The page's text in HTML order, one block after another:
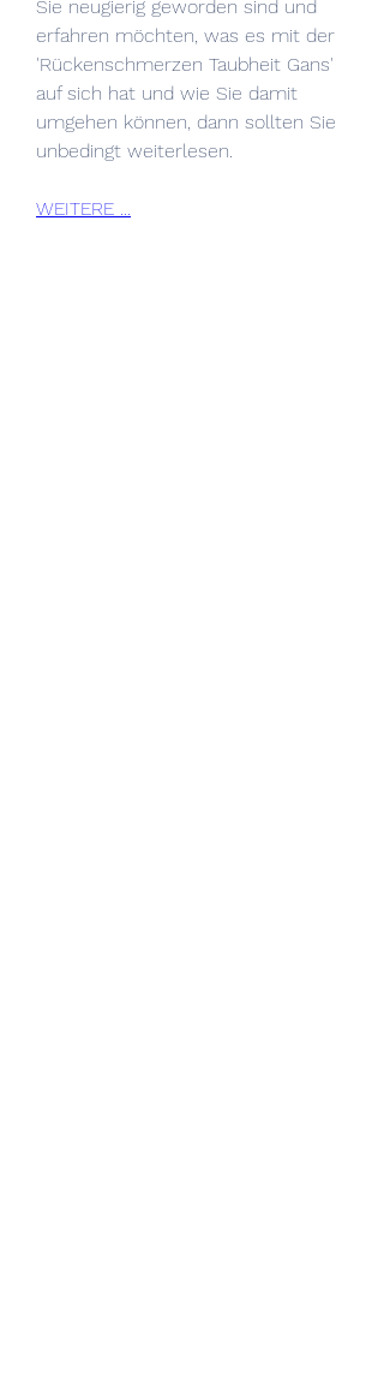
Sie neugierig geworden sind und
erfahren möchten, was es mit der
'Rückenschmerzen Taubheit Gans'
auf sich hat und wie Sie damit
umgehen können, dann sollten Sie
unbedingt weiterlesen.
WEITERE ...